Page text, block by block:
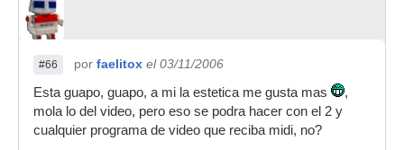
#66 por faelitox el 03/11/2006
Esta guapo, guapo, a mi la estetica me gusta mas
,
mola lo del video, pero eso se podra hacer con el 2 y
cualquier programa de video que reciba midi, no?